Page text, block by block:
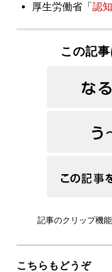
厚生労働省「 認
この記
記事のクリップ機
こちらもどうぞ